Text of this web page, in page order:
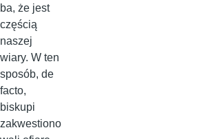
ba, że jest
częścią
naszej
wiary. W ten
sposób, de
facto,
biskupi
zakwestiono